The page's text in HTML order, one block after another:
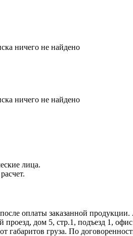
ничего не найдено
ничего не найдено
лица.
оплаты заказанной продукции.
дом 5, стр.1, подъезд 1, офис
габаритов груза. По